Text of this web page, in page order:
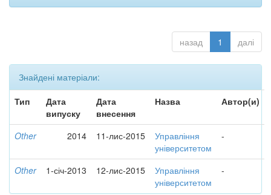
назад 1 далі
Знайдені матеріали:
Тип
Дата
випуску
Дата
внесення
Назва Автор(и)
Other 2014 11-лис-2015
Управління
університетом
-
Other 1-січ-2013 12-лис-2015
Управління
університетом
-